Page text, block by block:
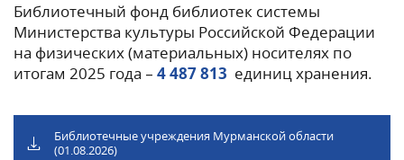
Библиотечный фонд библиотек системы
Министерства культуры Российской Федерации
на физических (материальных) носителях по
итогам 2025 года – 4 487 813 единиц хранения.
Библиотечные учреждения Мурманской области
(01.08.2026)